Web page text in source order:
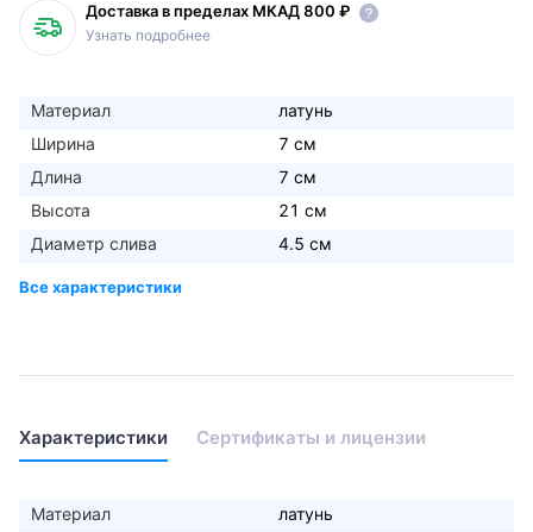
Доставка в пределах МКАД 800 ₽
Узнать подробнее
Материал
латунь
Ширина
7 см
Длина
7 см
Высота
21 см
Диаметр слива
4.5 см
Характеристики Сертификаты и лицензии
Материал
латунь